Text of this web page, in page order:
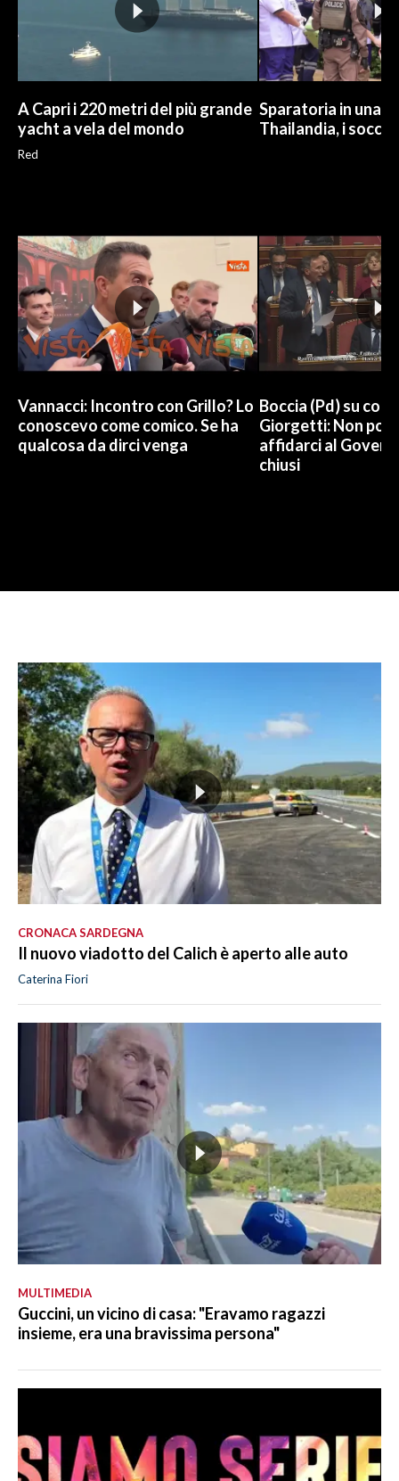
STORE
A Capri i 220 metri del più grande
yacht a vela del mondo
Red
Sparatoria in una
Thailandia, i
Vannacci: Incontro con Grillo? Lo
conoscevo come comico. Se ha
qualcosa da dirci venga
Boccia (Pd) su
Giorgetti: Non
affidarci al
chiusi
CRONACA SARDEGNA
Il nuovo viadotto del Calich è aperto alle auto
Caterina Fiori
MULTIMEDIA
Guccini, un vicino di casa: "Eravamo ragazzi
insieme, era una bravissima persona"